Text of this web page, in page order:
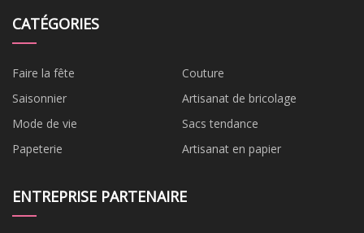
CATÉGORIES
Faire la fête
Couture
Saisonnier
Artisanat de bricolage
Mode de vie
Sacs tendance
Papeterie
Artisanat en papier
ENTREPRISE PARTENAIRE